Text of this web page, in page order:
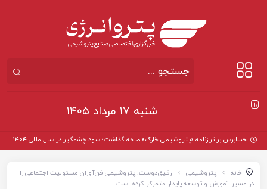
شنبه ۱۷ مرداد ۱۴۰۵
حسابرس بر ترازنامه «پتروشیمی خارک» صحه گذاشت؛ سود چشمگیر در سال مالی ۱۴۰۴
خانه پتروشیمی
رفیق‌دوست: پتروشیمی فن‌آوران مسئولیت اجتماعی را
در مسیر آموزش و توسعه پایدار متمرکز کرده است